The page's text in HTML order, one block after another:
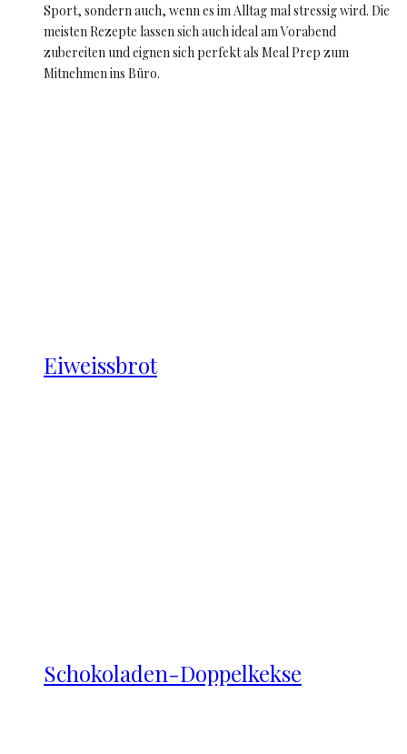
Sport, sondern auch, wenn es im Alltag mal stressig wird. Die
meisten Rezepte lassen sich auch ideal am Vorabend
zubereiten und eignen sich perfekt als Meal Prep zum
Mitnehmen ins Büro.
Eiweissbrot
Schokoladen-Doppelkekse